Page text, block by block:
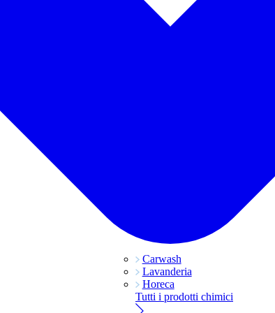
Carwash
Lavanderia
Horeca
Tutti i prodotti chimici